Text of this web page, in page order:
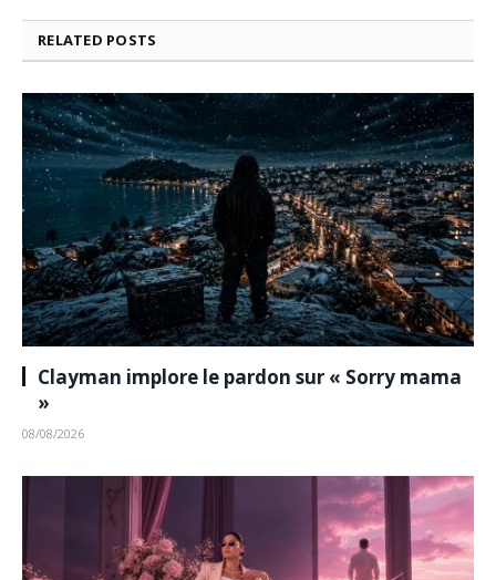
RELATED POSTS
Clayman implore le pardon sur « Sorry mama
»
08/08/2026